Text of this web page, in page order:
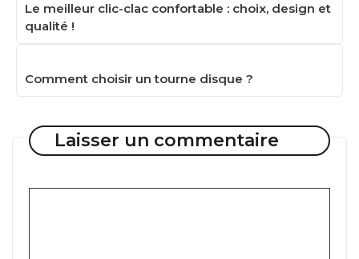
Le meilleur clic-clac confortable : choix, design et
qualité !
Comment choisir un tourne disque ?
Laisser un commentaire